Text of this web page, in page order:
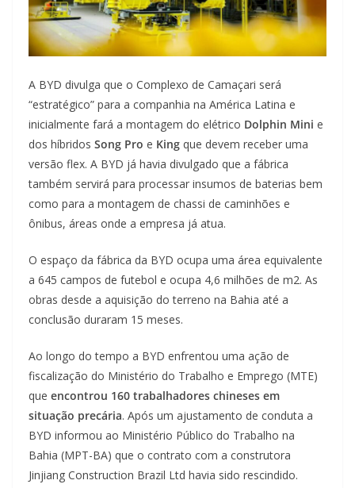
A BYD divulga que o Complexo de Camaçari será
“estratégico” para a companhia na América Latina e
inicialmente fará a montagem do elétrico Dolphin Mini e
dos híbridos Song Pro e King que devem receber uma
versão flex. A BYD já havia divulgado que a fábrica
também servirá para processar insumos de baterias bem
como para a montagem de chassi de caminhões e
ônibus, áreas onde a empresa já atua.
O espaço da fábrica da BYD ocupa uma área equivalente
a 645 campos de futebol e ocupa 4,6 milhões de m2. As
obras desde a aquisição do terreno na Bahia até a
conclusão duraram 15 meses.
Ao longo do tempo a BYD enfrentou uma ação de
fiscalização do Ministério do Trabalho e Emprego (MTE)
que encontrou 160 trabalhadores chineses em
situação precária. Após um ajustamento de conduta a
BYD informou ao Ministério Público do Trabalho na
Bahia (MPT-BA) que o contrato com a construtora
Jinjiang Construction Brazil Ltd havia sido rescindido.